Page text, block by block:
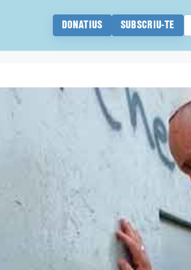
DONATIUS SUBSCRIU-TE